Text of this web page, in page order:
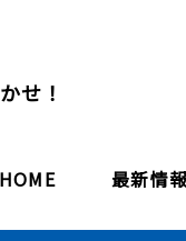
せ！
HOME 最新情